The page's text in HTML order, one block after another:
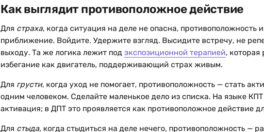
Как выглядит противоположное действие
Для страха, когда ситуация на деле не опасна, противоположность
приближение. Войдите. Удержите взгляд. Высидите встречу, не
выходу. Та же логика лежит под экспозиционной терапией, которая
избегание как двигатель, поддерживающий страх живым.
Для грусти, когда уход не помогает, противоположность — стать
одним человеком. Сделайте маленькое дело из списка. На языке
активация; в ДПТ это проявляется как противоположное действие
Для стыда, когда стыдиться на деле нечего, противоположность —